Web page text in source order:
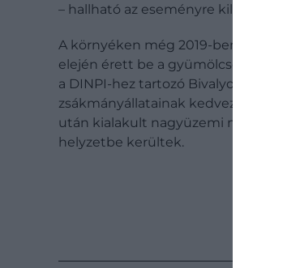
– hallható az eseményre kilátogató
A környéken még 2019-ben
elején érett be a gyümölcse. Mint
a DINPI-hez tartozó Bivalyos
zsákmányállatainak kedvező
után kialakult nagyüzemi
helyzetbe kerültek.